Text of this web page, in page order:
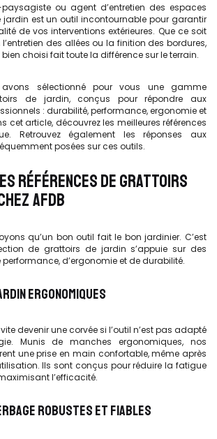
ou agent d’entretien des espaces
jardin est un outil incontournable pour garantir
de vos interventions extérieures. Que ce soit
des allées ou la finition des bordures,
choisi fait toute la différence sur le terrain.
avons sélectionné pour vous une gamme
de jardin, conçus pour répondre aux
: durabilité, performance, ergonomie et
cet article, découvrez les meilleures références
Retrouvez également les réponses aux
posées sur ces outils.
RÉFÉRENCES DE GRATTOIRS
AFDB
qu’un bon outil fait le bon jardinier. C’est
de grattoirs de jardin s’appuie sur des
d’ergonomie et de durabilité.
ERGONOMIQUES
devenir une corvée si l’outil n’est pas adapté
Munis de manches ergonomiques, nos
une prise en main confortable, même après
Ils sont conçus pour réduire la fatigue
l’efficacité.
ROBUSTES ET FIABLES